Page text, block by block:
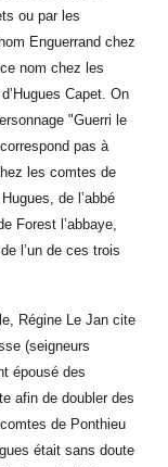
ou par les
Enguerrand chez
nom chez les
Capet. On
"Guerri le
pas à
les comtes de
de l’abbé
Forest l’abbaye,
l’un de ces trois
Régine Le Jan cite
(seigneurs
épousé des
afin de doubler des
de Ponthieu
était sans doute